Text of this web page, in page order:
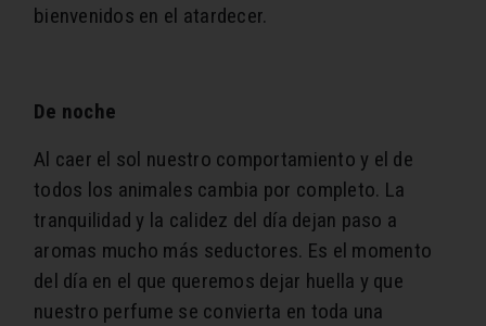
bienvenidos en el atardecer.
De noche
Al caer el sol nuestro comportamiento y el de
todos los animales cambia por completo. La
tranquilidad y la calidez del día dejan paso a
aromas mucho más seductores. Es el momento
del día en el que queremos dejar huella y que
nuestro perfume se convierta en toda una